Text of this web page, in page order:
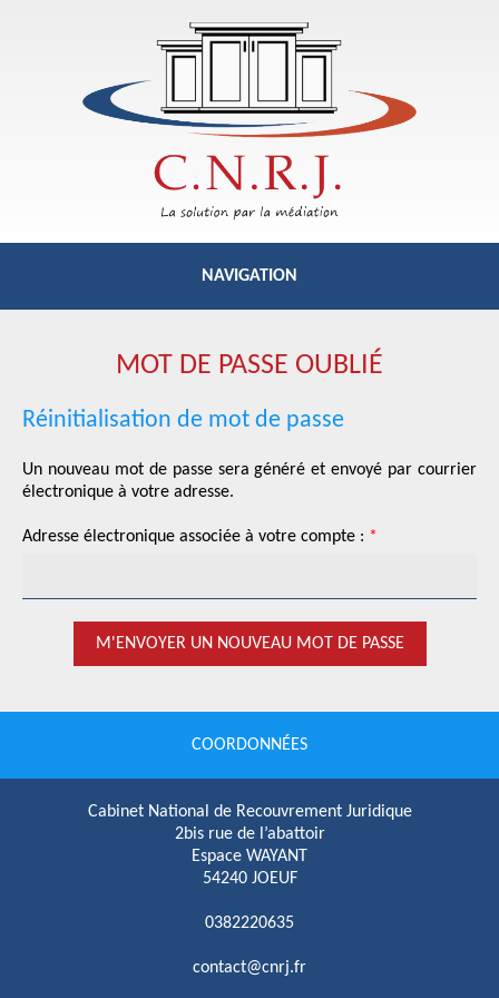
NAVIGATION
RECOUVREMENT AMIABLE
RECOUVREMENT JUDICIAIRE
RENSEIGNEMENT COMMERCIAL
MOT DE PASSE OUBLIÉ
Réinitialisation de mot de passe
Un nouveau mot de passe sera généré et envoyé par courrier
électronique à votre adresse.
Adresse électronique associée à votre compte : *
M'ENVOYER UN NOUVEAU MOT DE PASSE
COORDONNÉES
Cabinet National de Recouvrement Juridique
2bis rue de l’abattoir
Espace WAYANT
54240 JOEUF
0382220635
contact@cnrj.fr